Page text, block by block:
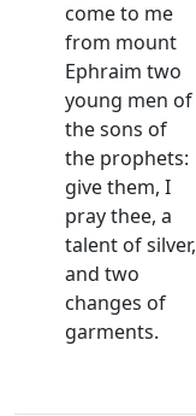
come to me
from mount
Ephraim two
young men of
the sons of
the prophets:
give them, I
pray thee, a
talent of silver,
and two
changes of
garments.